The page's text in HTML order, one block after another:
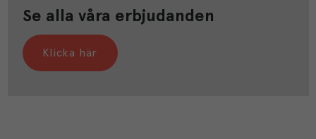
Se alla våra erbjudanden
Klicka här